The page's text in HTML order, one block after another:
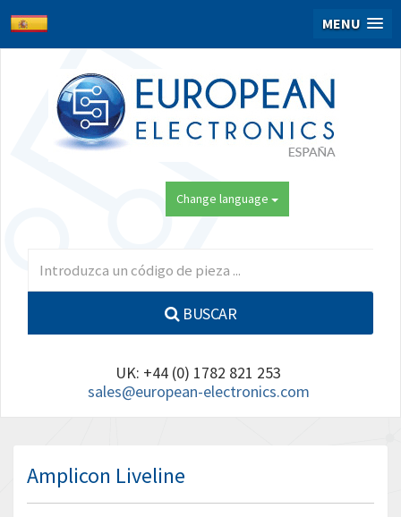
MENU
Change language
BUSCAR
UK: +44 (0) 1782 821 253
sales@european-electronics.com
Amplicon Liveline